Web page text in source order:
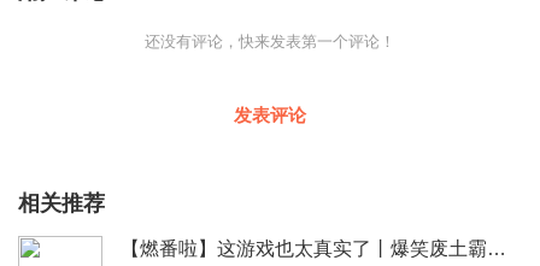
还没有评论，快来发表第一个评论！
发表评论
相关推荐
【燃番啦】这游戏也太真实了丨爆笑废土霸榜神作丨紫襟剧社制作